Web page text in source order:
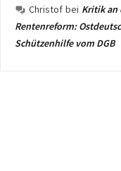
Christof bei Kritik an
Rentenreform:
Schützenhilfe vom DGB